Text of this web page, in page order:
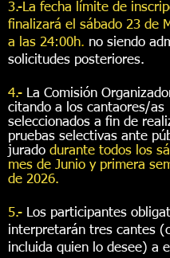
3.-La fecha límite de
finalizará el sábado 23 de
a las 24:00h. no siendo
solicitudes posteriores.
4.- La Comisión
citando a los cantaores/as
seleccionados a fin de
pruebas selectivas ante
jurado durante todos los
mes de Junio y primera
de 2026.
5.- Los participantes o
interpretarán tres cantes
incluida quien lo desee) a